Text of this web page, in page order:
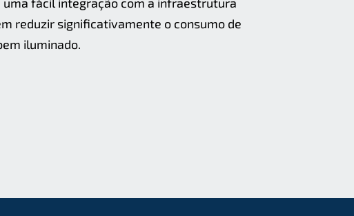
reduzir signiﬁcativamente o consumo de
iluminado.